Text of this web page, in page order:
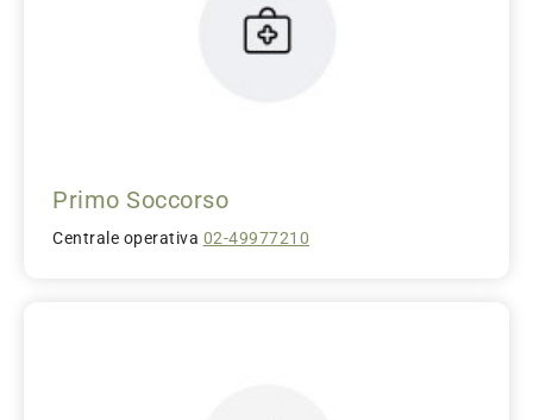
Primo Soccorso
Centrale operativa 02-49977210